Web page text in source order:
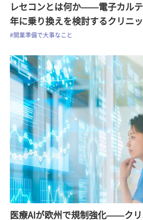
レセコンとは何か——電子カル
年に乗り換えを検討するクリニ
#開業準備で大事なこと
医療AIが欧州で規制強化——クリ